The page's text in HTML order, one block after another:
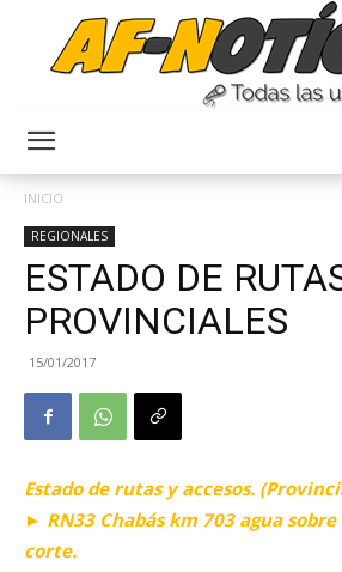
INICIO
REGIONALES
ESTADO DE
PROVINCIALES
15/01/2017
Estado de rutas y accesos.
► RN33 Chabás km 703 agua
corte.